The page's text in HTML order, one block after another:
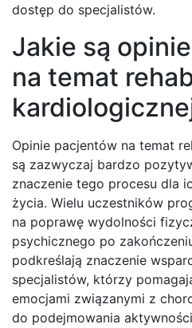
dostęp do specjalistów.
Jakie są
na temat
Opinie pacjentów na temat
są zazwyczaj bardzo
znaczenie tego procesu dla
życia. Wielu uczestników
na poprawę wydolności
psychicznego po
podkreślają znaczenie
specjalistów, którzy
emocjami związanymi z
do podejmowania